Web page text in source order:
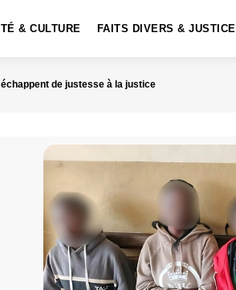
& CULTURE FAITS DIVERS & JUSTICE
de justesse à la justice